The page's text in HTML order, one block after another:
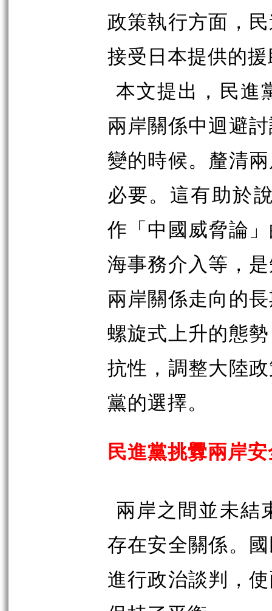
政策執行方面，
接受日本提供的
本文提出，民進
兩岸關係中迴避
變的時候。釐清
必要。這有助於
作「中國威脅論
海事務介入等，
兩岸關係走向的
螺旋式上升的態
抗性，調整大陸
黨的選擇。
民進黨挑釁兩岸
兩岸之間並未結
存在安全關係。
進行政治談判，